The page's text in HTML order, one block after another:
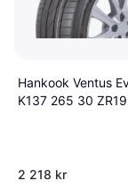
Hankook Ventus
K137 265 30 ZR19
2 218 kr